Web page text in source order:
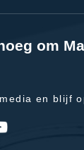
om
en blijf